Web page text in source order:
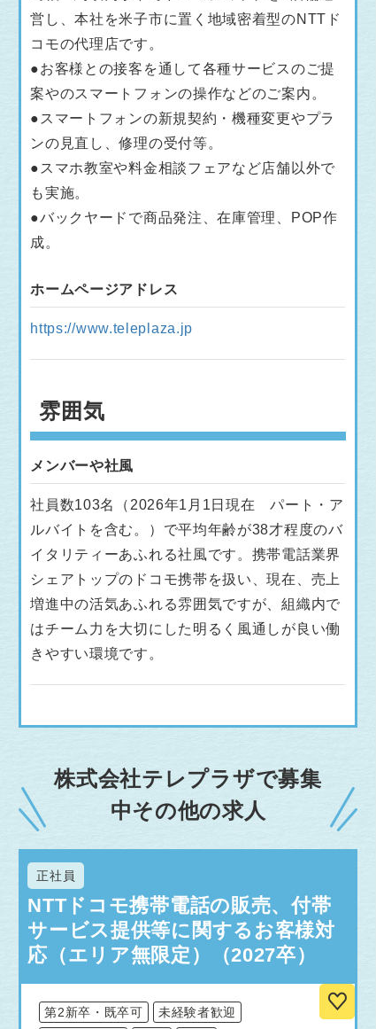
営し、本社を米子市に置く地域密着型のNTTド
コモの代理店です。
●お客様との接客を通して各種サービスのご提
案やのスマートフォンの操作などのご案内。
●スマートフォンの新規契約・機種変更やプラ
ンの見直し、修理の受付等。
●スマホ教室や料金相談フェアなど店舗以外で
も実施。
●バックヤードで商品発注、在庫管理、POP作
成。
ホームページアドレス
https://www.teleplaza.jp
雰囲気
メンバーや社風
社員数103名（2026年1月1日現在 パート・ア
ルバイトを含む。）で平均年齢が38才程度のバ
イタリティーあふれる社風です。携帯電話業界
シェアトップのドコモ携帯を扱い、現在、売上
増進中の活気あふれる雰囲気ですが、組織内で
はチーム力を大切にした明るく風通しが良い働
きやすい環境です。
株式会社テレプラザで募集
中その他の求人
正社員
NTTドコモ携帯電話の販売、付帯
サービス提供等に関するお客様対
応（エリア無限定）（2027卒）
第2新卒・既卒可
未経験者歓迎